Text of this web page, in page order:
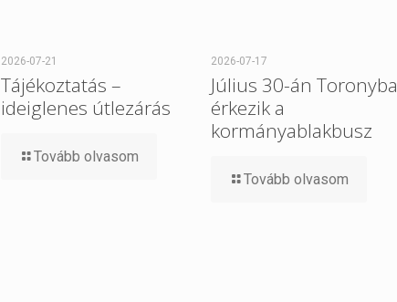
2026-07-21
Tájékoztatás –
ideiglenes útlezárás
Tovább olvasom
2026-07-17
Július 30-án Toronyba
érkezik a
kormányablakbusz
Tovább olvasom